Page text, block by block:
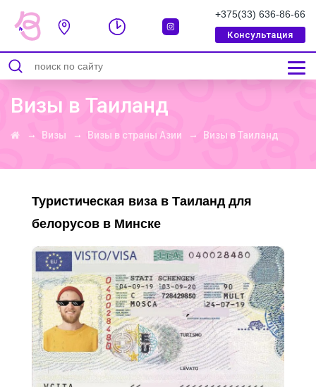
+375(33) 636-86-66
Консультация
Визы в Таиланд
→ Визы → Визы в страны Азии → Визы в Таиланд
Туристическая виза в Таиланд для
белорусов в Минске
СООБЩЕНИЕ УСПЕШНО ОТПРАВЛЕННО